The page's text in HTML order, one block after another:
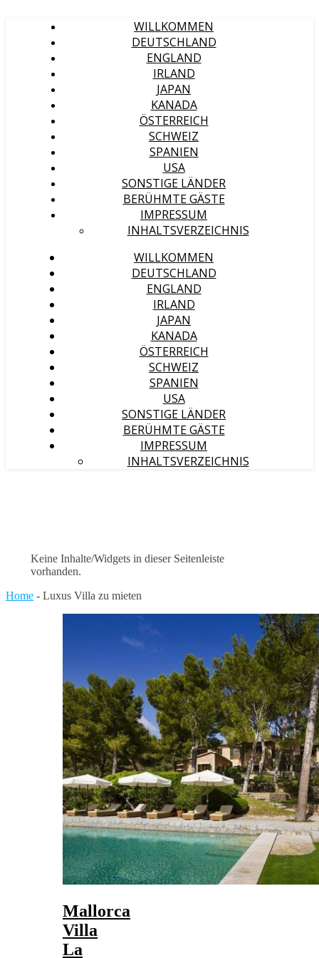
WILLKOMMEN
DEUTSCHLAND
ENGLAND
IRLAND
JAPAN
KANADA
ÖSTERREICH
SCHWEIZ
SPANIEN
USA
SONSTIGE LÄNDER
BERÜHMTE GÄSTE
IMPRESSUM
INHALTSVERZEICHNIS
WILLKOMMEN
DEUTSCHLAND
ENGLAND
IRLAND
JAPAN
KANADA
ÖSTERREICH
SCHWEIZ
SPANIEN
USA
SONSTIGE LÄNDER
BERÜHMTE GÄSTE
IMPRESSUM
INHALTSVERZEICHNIS
Keine Inhalte/Widgets in dieser Seitenleiste
vorhanden.
Home - Luxus Villa zu mieten
Mallorca
Villa
La